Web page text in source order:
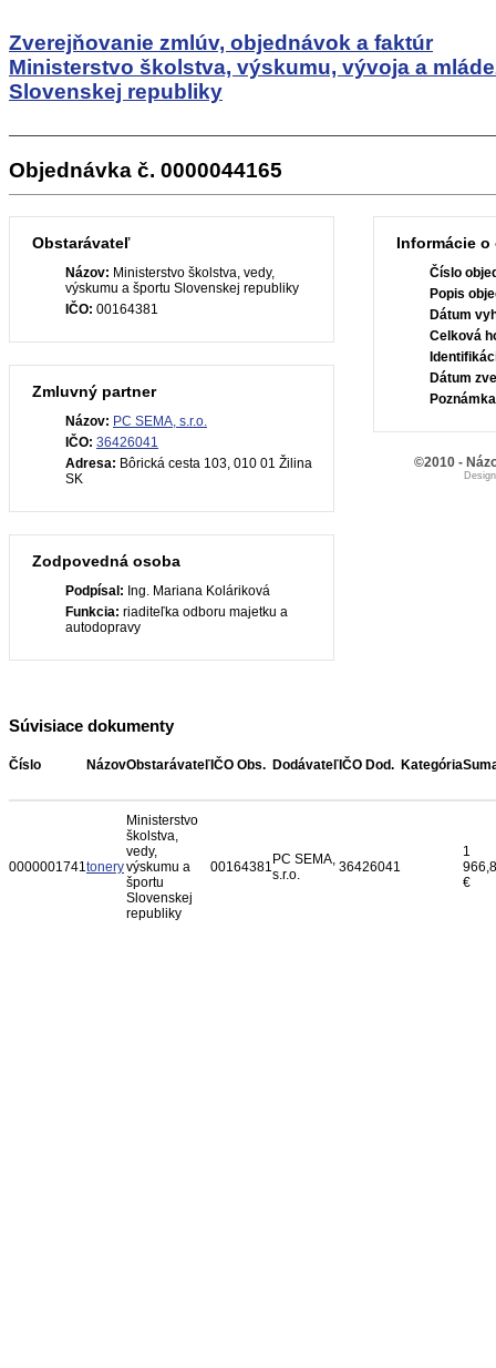
Zverejňovanie zmlúv, objednávok a faktúr
Ministerstvo školstva, výskumu, vývoja a
Slovenskej republiky
Objednávka č. 0000044165
Obstarávateľ
Názov: Ministerstvo školstva, vedy,
výskumu a športu Slovenskej republiky
IČO: 00164381
Zmluvný partner
Názov: PC SEMA, s.r.o.
IČO: 36426041
Adresa: Bôrická cesta 103, 010 01 Žilina
SK
Zodpovedná osoba
Podpísal: Ing. Mariana Koláriková
Funkcia: riaditeľka odboru majetku a
autodopravy
Informácie
Číslo
Popis
Dátum
Celková
Dátum
Súvisiace dokumenty
Číslo NázovObstarávateľ IČO Obs. Dodávateľ IČO Dod. Kategória
0000001741tonery
Ministerstvo
školstva,
vedy,
výskumu a
športu
Slovenskej
republiky
00164381 PC SEMA,
s.r.o.
36426041
1
€
©2010 -